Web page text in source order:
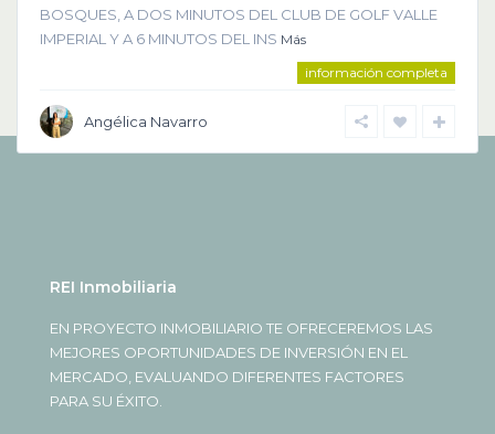
BOSQUES, A DOS MINUTOS DEL CLUB DE GOLF VALLE
IMPERIAL Y A 6 MINUTOS DEL INS Más
información completa
Angélica Navarro
REI Inmobiliaria
EN PROYECTO INMOBILIARIO TE OFRECEREMOS LAS
MEJORES OPORTUNIDADES DE INVERSIÓN EN EL
MERCADO, EVALUANDO DIFERENTES FACTORES
PARA SU ÉXITO.